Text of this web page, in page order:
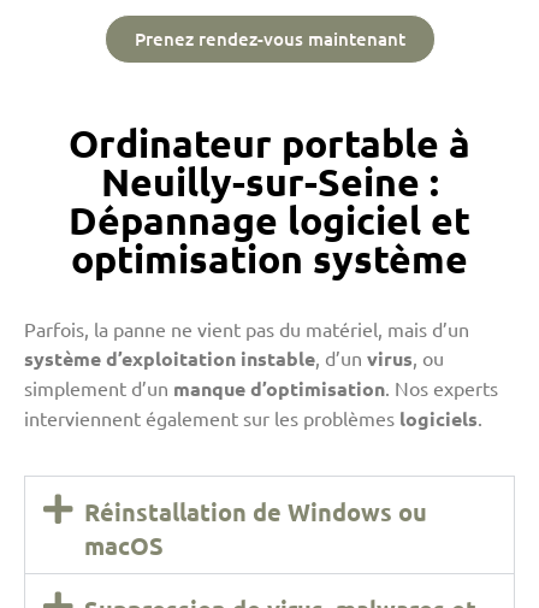
Prenez rendez-vous maintenant
Ordinateur portable à
Neuilly-sur-Seine :
Dépannage logiciel et
optimisation système
Parfois, la panne ne vient pas du matériel, mais d’un
système d’exploitation instable, d’un virus, ou
simplement d’un manque d’optimisation. Nos experts
interviennent également sur les problèmes logiciels.
Réinstallation de Windows ou
macOS